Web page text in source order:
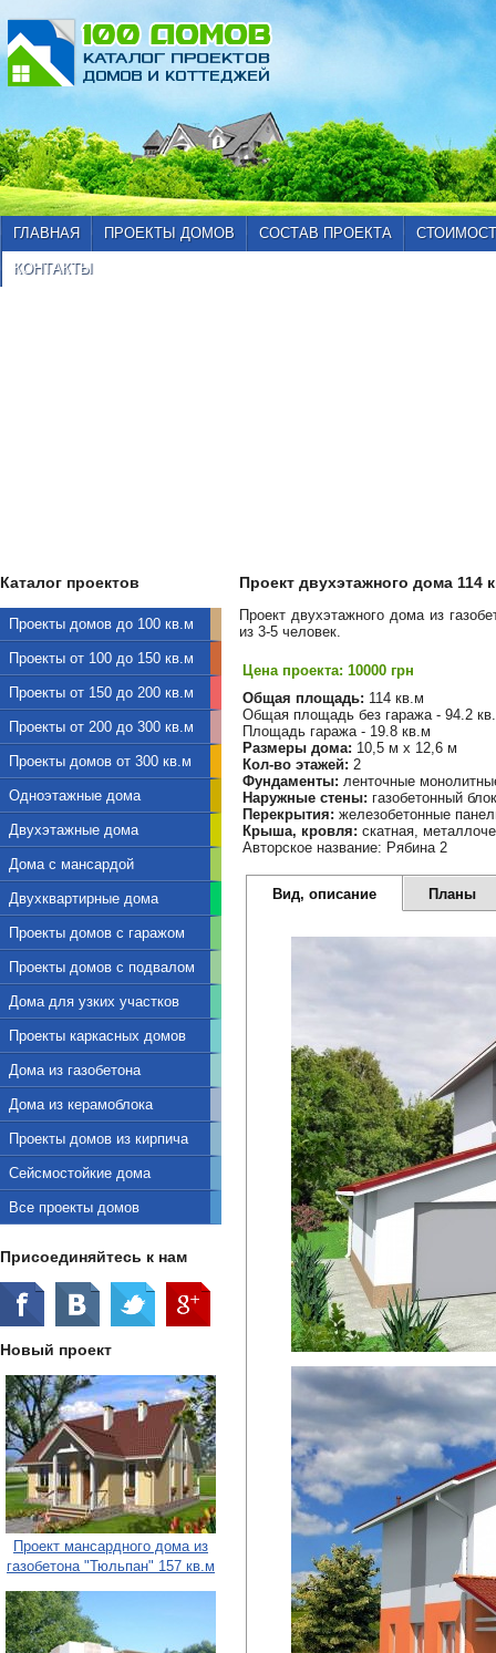
ГЛАВНАЯ ПРОЕКТЫ ДОМОВ СОСТАВ ПРОЕКТА
КОНТАКТЫ
Каталог проектов
Проекты домов до 100 кв.м
Проекты от 100 до 150 кв.м
Проекты от 150 до 200 кв.м
Проекты от 200 до 300 кв.м
Проекты домов от 300 кв.м
Одноэтажные дома
Двухэтажные дома
Дома с мансардой
Двухквартирные дома
Проекты домов с гаражом
Проекты домов с подвалом
Дома для узких участков
Проекты каркасных домов
Дома из газобетона
Дома из керамоблока
Проекты домов из кирпича
Сейсмостойкие дома
Все проекты домов
Присоединяйтесь к нам
Новый проект
Проект мансардного дома из
газобетона "Тюльпан" 157 кв.м
Проект двухэтажного дома 114
Проект двухэтажного дома из
из 3-5 человек.
Цена проекта: 10000 грн
Общая площадь: 114 кв.м
Общая площадь без гаража - 94.2
Площадь гаража - 19.8 кв.м
Размеры дома: 10,5 м х 12,6 м
Кол-во этажей: 2
Фундаменты: ленточные
Наружные стены: газобетонный блок
Перекрытия: железобетонные
Крыша, кровля: скатная,
Авторское название: Рябина 2
Вид, описание Планы